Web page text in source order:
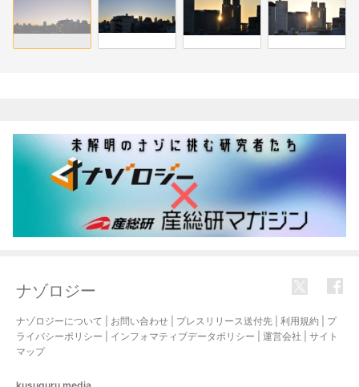
ナゾロジー
ナゾロジーについて お問い合わせ プレスリリース送付先 利用規約
プ
ライバシーポリシー
インフォマティブデータポリシー 運営会社
サイト
マップ